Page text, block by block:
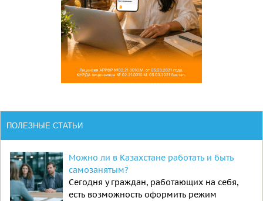
ПОЛЕЗНЫЕ СТАТЬИ
Можно ли в Казахстане работать и быть
самозанятым?
Сегодня у граждан, работающих на себя,
есть возможность оформить режим